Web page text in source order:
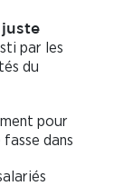
juste
par les
du
pour
dans